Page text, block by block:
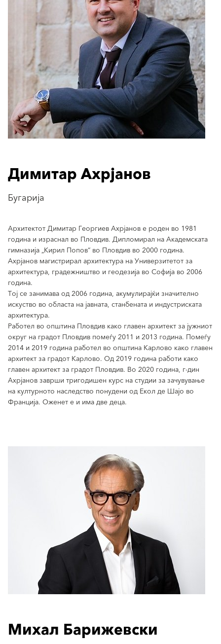
Димитар Ахрјанов
Бугарија
Архитектот Димитар Георгиев Ахрјанов е роден во 1981
година и израснал во Пловдив. Дипломирал на Академската
гимназија „Кирил Попов“ во Пловдив во 2000 година.
Ахрјанов магистрирал архитектура на Универзитетот за
архитектура, градежништво и геодезија во Софија во 2006
година.
Тој се занимава од 2006 година, акумулирајќи значително
искуство во областа на јавната, станбената и индустриската
архитектура.
Работел во општина Пловдив како главен архитект за јужниот
округ на градот Пловдив помеѓу 2011 и 2013 година. Помеѓу
2014 и 2019 година работел во општина Карлово како главен
архитект за градот Карлово. Од 2019 година работи како
главен архитект за градот Пловдив. Во 2020 година, г-дин
Ахрјанов заврши тригодишен курс на студии за зачувување
на културното наследство понудени од Екол де Шајо во
Франција. Оженет е и има две деца.
Михал Барижевски